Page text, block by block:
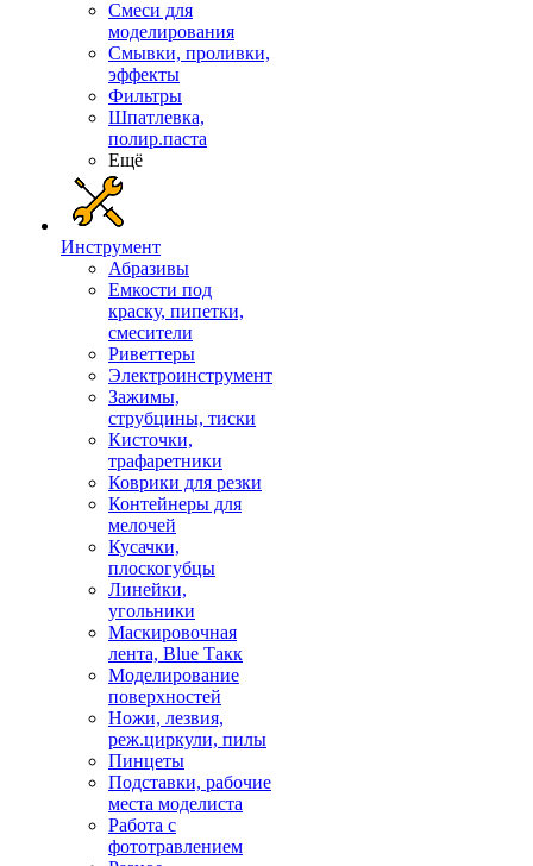
Смеси для
моделирования
Смывки, проливки,
эффекты
Фильтры
Шпатлевка,
полир.паста
Ещё
Инструмент
Абразивы
Емкости под
краску, пипетки,
смесители
Риветтеры
Электроинструмент
Зажимы,
струбцины, тиски
Кисточки,
трафаретники
Коврики для резки
Контейнеры для
мелочей
Кусачки,
плоскогубцы
Линейки,
угольники
Маскировочная
лента, Blue Такк
Моделирование
поверхностей
Ножи, лезвия,
реж.циркули, пилы
Пинцеты
Подставки, рабочие
места моделиста
Работа с
фототравлением